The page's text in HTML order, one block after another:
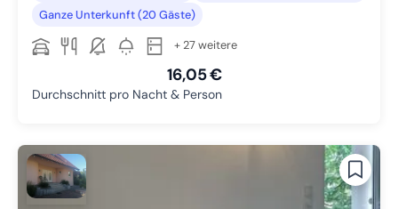
Ganze Unterkunft (20 Gäste)
+ 27 weitere
16,05 €
Durchschnitt pro Nacht & Person